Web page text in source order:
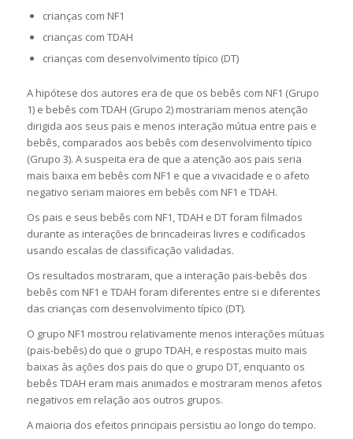
crianças com NF1
crianças com TDAH
crianças com desenvolvimento típico (DT)
A hipótese dos autores era de que os bebês com NF1 (Grupo
1) e bebês com TDAH (Grupo 2) mostrariam menos atenção
dirigida aos seus pais e menos interação mútua entre pais e
bebês, comparados aos bebês com desenvolvimento típico
(Grupo 3). A suspeita era de que a atenção aos pais seria
mais baixa em bebês com NF1 e que a vivacidade e o afeto
negativo seriam maiores em bebês com NF1 e TDAH.
Os pais e seus bebês com NF1, TDAH e DT foram filmados
durante as interações de brincadeiras livres e codificados
usando escalas de classificação validadas.
Os resultados mostraram, que a interação pais-bebês dos
bebês com NF1 e TDAH foram diferentes entre si e diferentes
das crianças com desenvolvimento típico (DT).
O grupo NF1 mostrou relativamente menos interações mútuas
(pais-bebês) do que o grupo TDAH, e respostas muito mais
baixas às ações dos pais do que o grupo DT, enquanto os
bebês TDAH eram mais animados e mostraram menos afetos
negativos em relação aos outros grupos.
A maioria dos efeitos principais persistiu ao longo do tempo.